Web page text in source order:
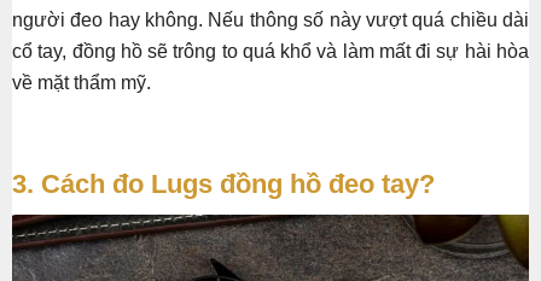
người đeo hay không. Nếu thông số này vượt quá chiều dài
cổ tay, đồng hồ sẽ trông to quá khổ và làm mất đi sự hài hòa
về mặt thẩm mỹ.
3. Cách đo Lugs đồng hồ đeo tay?